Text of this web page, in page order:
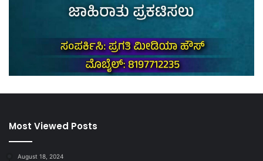
Most Viewed Posts
August 18, 2024